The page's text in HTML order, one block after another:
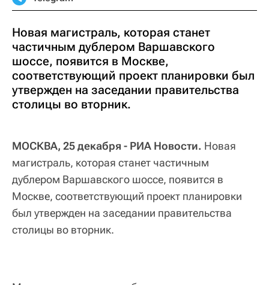
Новая магистраль, которая станет
частичным дублером Варшавского
шоссе, появится в Москве,
соответствующий проект планировки был
утвержден на заседании правительства
столицы во вторник.
МОСКВА, 25 декабря - РИА Новости. Новая
магистраль, которая станет частичным
дублером Варшавского шоссе, появится в
Москве, соответствующий проект планировки
был утвержден на заседании правительства
столицы во вторник.